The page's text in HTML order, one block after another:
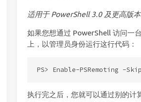
适用于 PowerShell 3.0 及更高版本
如果您想通过 PowerShell 访问一
上，以管理员身份运行这行代码：
执行完之后，您就可以通过别的